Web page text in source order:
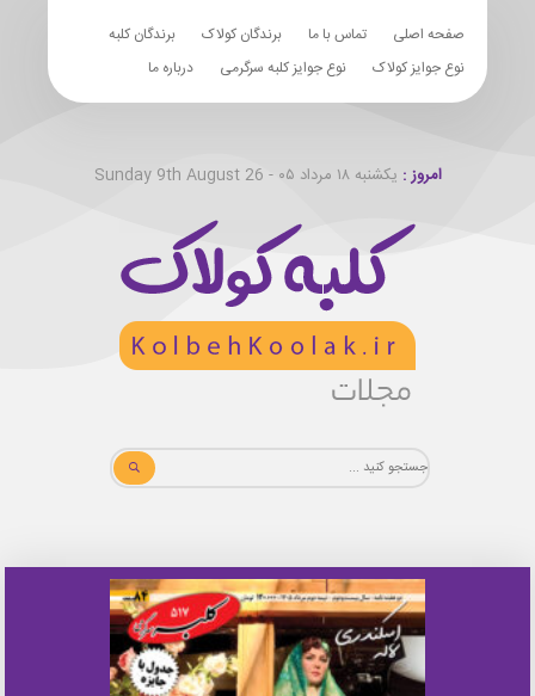
صفحه اصلی تماس با ما برندگان کولاک
برندگان کلبه
نوع جوایز کولاک
نوع جوایز کلبه سرگرمی درباره ما
امروز : یکشنبه ۱۸ مرداد ۰۵ - Sunday 9th August 26